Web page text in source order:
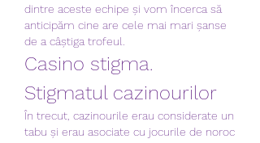
dintre aceste echipe și vom încerca să
anticipăm cine are cele mai mari șanse
de a câștiga trofeul.
Casino stigma.
Stigmatul cazinourilor
În trecut, cazinourile erau considerate un
tabu și erau asociate cu jocurile de noroc